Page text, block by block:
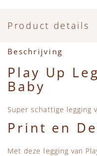
Product details
Beschrijving
Play Up
Baby
Super schattige legging
Print en
Met deze legging van